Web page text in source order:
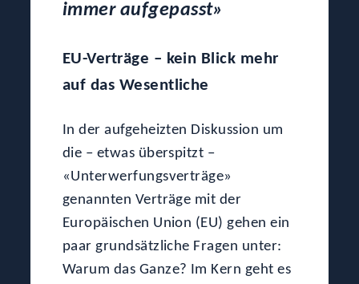
immer aufgepasst»
EU-Verträge – kein Blick mehr
auf das Wesentliche
In der aufgeheizten Diskussion um
die – etwas überspitzt –
«Unterwerfungsverträge»
genannten Verträge mit der
Europäischen Union (EU) gehen ein
paar grundsätzliche Fragen unter:
Warum das Ganze? Im Kern geht es